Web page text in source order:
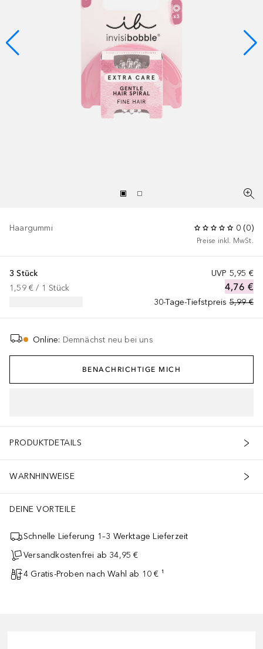
Haargummi 0 (0)
Preise inkl. MwSt.
UVP 5,95 €
4,76 €
30-Tage-Tiefstpreis 5,99 €
3 Stück
1,59 € / 1 Stück
Online: Demnächst neu bei uns
BENACHRICHTIGE MICH
PRODUKTDETAILS
WARNHINWEISE
DEINE VORTEILE
Schnelle Lieferung 1–3 Werktage Lieferzeit
Versandkostenfrei ab 34,95 €
4 Gratis-Proben nach Wahl ab 10 € ¹